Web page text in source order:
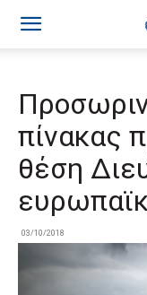
πίνακας
θέση
03/10/2018